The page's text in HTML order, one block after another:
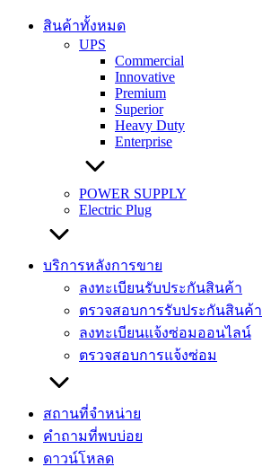
สินค้าทั้งหมด
UPS
Commercial
Innovative
Premium
Superior
Heavy Duty
Enterprise
POWER SUPPLY
Electric Plug
บริการหลังการขาย
ลงทะเบียนรับประกันสินค้า
ตรวจสอบการรับประกันสินค้า
ลงทะเบียนแจ้งซ่อมออนไลน์
ตรวจสอบการแจ้งซ่อม
สถานที่จำหน่าย
คำถามที่พบบ่อย
ดาวน์โหลด